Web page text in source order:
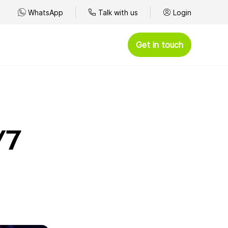
WhatsApp Talk with us Login
Get in touch